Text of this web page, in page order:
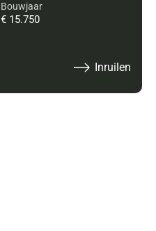
Bouwjaar
€ 15.750
Inruilen